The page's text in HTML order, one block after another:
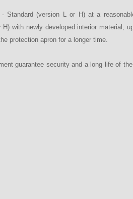
Standard (version L or H) at a
H) with newly developed interior material,
protection apron for a longer time.
guarantee security and a long life of